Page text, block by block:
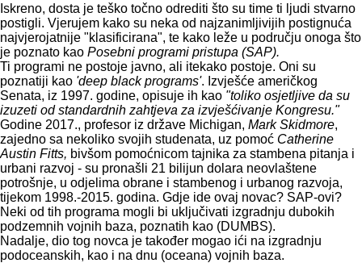
Iskreno, dosta je teško točno odrediti što su time ti ljudi stvarno
postigli. Vjerujem kako su neka od najzanimljivijih postignuća
najvjerojatnije "klasificirana", te kako leže u području onoga što
je poznato kao Posebni programi pristupa (SAP).
Ti programi ne postoje javno, ali itekako postoje. Oni su
poznatiji kao 'deep black programs'. Izvješće američkog
Senata, iz 1997. godine, opisuje ih kao "toliko osjetljive da su
izuzeti od standardnih zahtjeva za izvješćivanje Kongresu."
Godine 2017., profesor iz države Michigan, Mark Skidmore,
zajedno sa nekoliko svojih studenata, uz pomoć Catherine
Austin Fitts, bivšom pomoćnicom tajnika za stambena pitanja i
urbani razvoj - su pronašli 21 bilijun dolara neovlaštene
potrošnje, u odjelima obrane i stambenog i urbanog razvoja,
tijekom 1998.-2015. godina. Gdje ide ovaj novac? SAP-ovi?
Neki od tih programa mogli bi uključivati ​​izgradnju dubokih
podzemnih vojnih baza, poznatih kao (DUMBS).
Nadalje, dio tog novca je također mogao ići na izgradnju
podoceanskih, kao i na dnu (oceana) vojnih baza.